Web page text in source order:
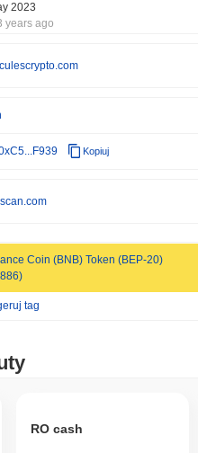
2023
years ago
Kopiuj
Coin (BNB) Token (BEP-20)
tag
RO cash